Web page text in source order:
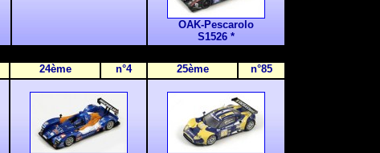
OAK-Pescarolo
S1526 *
24ème n°4 25ème n°85